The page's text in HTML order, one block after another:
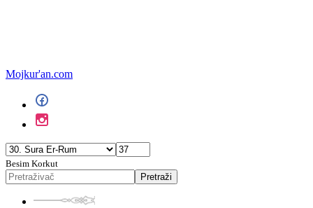
Mojkur'an.com
Besim Korkut
Pretraži